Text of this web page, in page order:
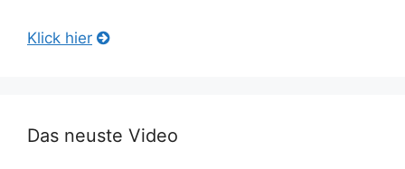
Klick hier
Das neuste Video